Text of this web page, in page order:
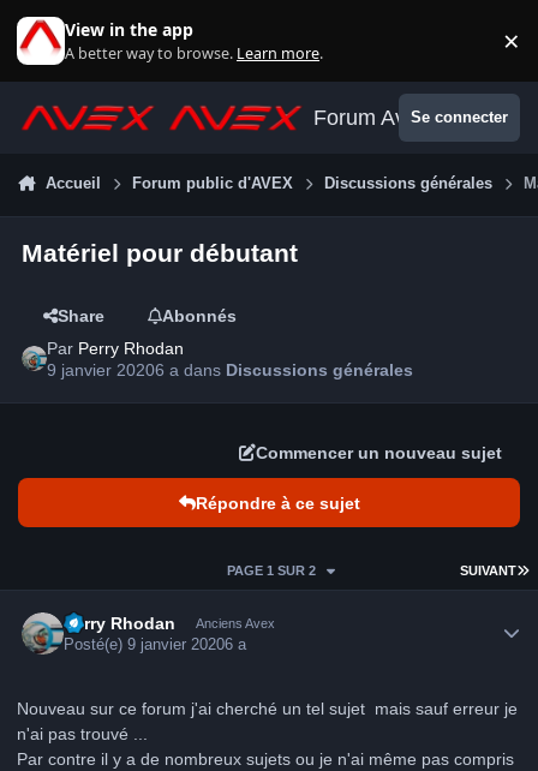
View in the app
A better way to browse. Learn more. ×
Forum AvexSe connecter
Accueil Forum public d'AVEX Discussions générales
Matériel pour débutant
Share
Abonnés
Par Perry Rhodan
9 janvier 20206 a dans Discussions générales
Commencer un nouveau sujet
Répondre à ce sujet
SUIVANT
PAGE 1 SUR 2
Perry Rhodan Anciens Avex
Posté(e)9 janvier 20206 a
Nouveau sur ce forum j'ai cherché un tel sujet mais sauf erreur je
n'ai pas trouvé ...
Par contre il y a de nombreux sujets ou je n'ai même pas compris